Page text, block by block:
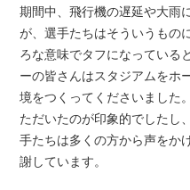
期間中、飛行機の遅延や大雨
が、選手たちはそういうもの
ろな意味でタフになっている
ーの皆さんはスタジアムをホ
境をつくってくださいました
ただいたのが印象的でしたし
手たちは多くの方から声をか
謝しています。